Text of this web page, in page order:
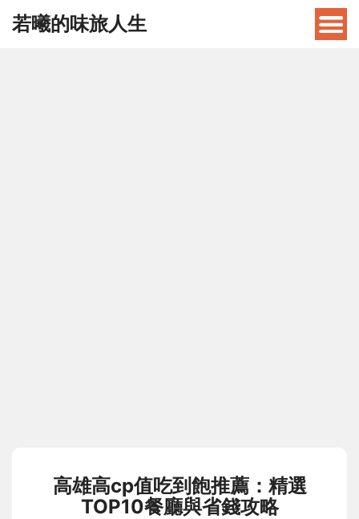
若曦的味旅人生
高雄高cp值吃到飽推薦：精選
TOP10餐廳與省錢攻略